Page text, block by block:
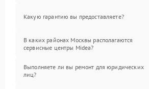
Какую гарантию вы предоставляете?
В каких районах Москвы располагаются
сервисные центры Midea?
Выполняете ли вы ремонт для юридических
лиц?